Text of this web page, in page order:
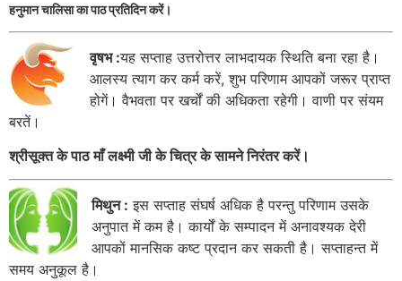
हनुमान चालिसा का पाठ प्रतिदिन करें।
वृषभ :यह सप्ताह उत्तरोत्तर लाभदायक स्थिति बना रहा है।
आलस्य त्याग कर कर्म करें, शुभ परिणाम आपकों जरूर प्राप्त
होगें। वैभवता पर खर्चों की अधिकता रहेगी। वाणी पर संयम
बरतें।
श्रीसूक्त के पाठ माँ लक्ष्मी जी के चित्र के सामने निरंतर करें।
मिथुन : इस सप्ताह संघर्ष अधिक है परन्तु परिणाम उसके
अनुपात में कम है। कार्यों के सम्पादन में अनावश्यक देरी
आपकों मानसिक कष्ट प्रदान कर सकती है। सप्ताहन्त में
समय अनुकूल है।